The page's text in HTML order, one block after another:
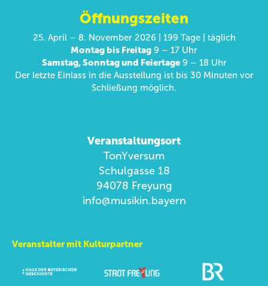
Öffnungszeiten
25. April – 8. November 2026 | 199 Tage | täglich
Montag bis Freitag 9 – 17 Uhr
Samstag, Sonntag und Feiertage9 – 18 Uhr
Der letzte Einlass in die Ausstellung ist bis 30 Minuten vor
Schließung möglich.
Veranstaltungsort
TonYversum
Schulgasse 18
94078 Freyung
info@musikin.bayern
Veranstalter mit Kulturpartner